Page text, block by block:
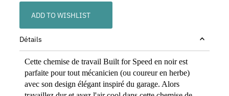
ADD TO WISHLIST
Détails
Cette chemise de travail Built for Speed ​​en noir est
parfaite pour tout mécanicien (ou coureur en herbe)
avec son design élégant inspiré du garage. Alors